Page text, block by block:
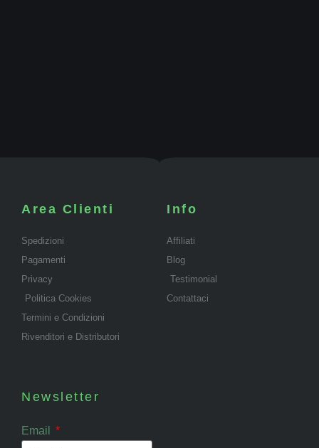
Area Clienti
Spedizioni
Pagamenti
Privacy
Politica Cookies
Termini e Condizioni
Rivenditori e Distributori
Info
Affiliati
Blog
Testimonial
Contattaci
Newsletter
Email